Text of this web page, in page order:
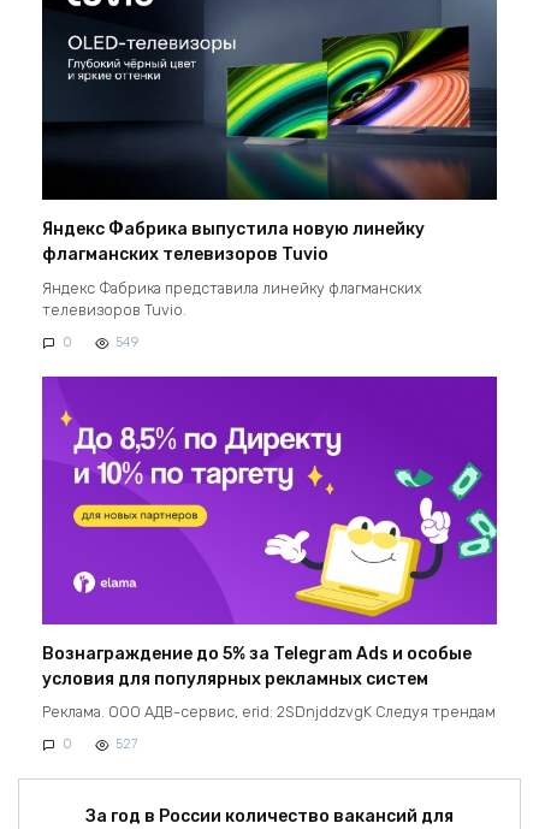
Яндекс Фабрика выпустила новую линейку
флагманских телевизоров Tuvio
Яндекс Фабрика представила линейку флагманских
телевизоров Tuvio.
0 549
Вознаграждение до 5% за Telegram Ads и особые
условия для популярных рекламных систем
Реклама. ООО АДВ-сервис, erid: 2SDnjddzvgK Следуя трендам
0 527
За год в России количество вакансий для